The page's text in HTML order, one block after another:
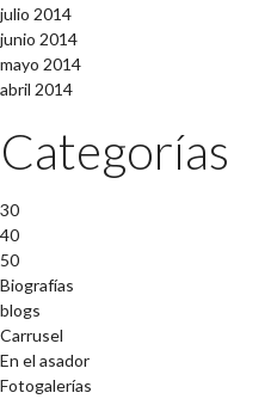
julio 2014
junio 2014
mayo 2014
abril 2014
Categorías
30
40
50
Biografías
blogs
Carrusel
En el asador
Fotogalerías